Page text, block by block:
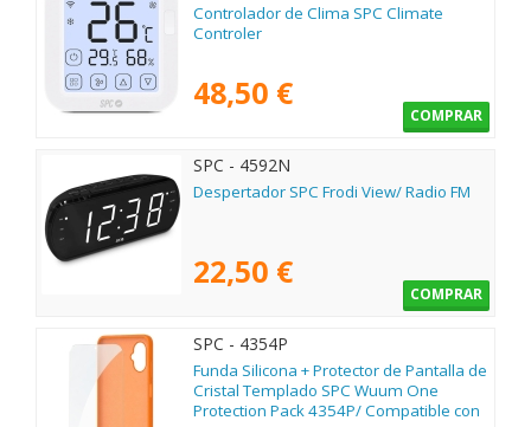
Controlador de Clima SPC Climate
Controler
48,50 €
COMPRAR
SPC - 4592N
Despertador SPC Frodi View/ Radio FM
22,50 €
COMPRAR
SPC - 4354P
Funda Silicona + Protector de Pantalla de
Cristal Templado SPC Wuum One
Protection Pack 4354P/ Compatible con